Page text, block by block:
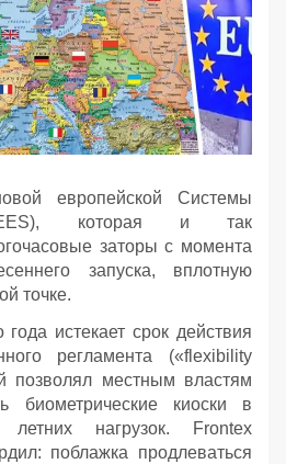
европейской Системы
(EES), которая и так
заторы с момента
запуска, вплотную
точке.
истекает срок действия
регламента («flexibility
позволял местным властям
биометрические киоски в
нагрузок. Frontex
поблажка продлеваться